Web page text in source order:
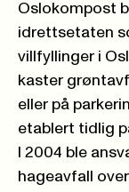
Oslokompost
idrettsetaten
villfyllinger i
kaster
eller på
etablert tidlig
I 2004 ble
hageavfall